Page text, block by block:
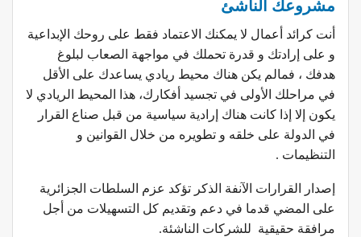
مشروعك الناشئ
أنت كرائد أعمال لا يمكنك الاعتماد فقط على روحك الإبداعية
و على إرادتك و قدرة تحملك في مواجهة الصعاب لبلوغ
هدفك ، فمالم يكن هناك محيط ريادي يساعدك على الأقل
في مراحلك الأولى في تجسيد أفكارك، هذا المحيط الريادي لا
يكون إلا إذا كانت هناك إرادية سياسية من قبل صناع القرار
في الدولة على خلقه و تطويره من خلال القوانين و
التنظيمات .
إصدار القرارات الآنفة الذكر تؤكد عزم السلطات الجزائرية
على المضي قدما في دعم وتقديم كل التسهيلات من أجل
مرافقة حقيقية للشركات الناشئة.